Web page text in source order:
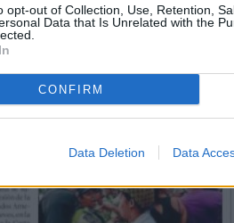
opt-out of Collection, Use, Retention,
Data that Is Unrelated with the
CONFIRM
Data Deletion Data